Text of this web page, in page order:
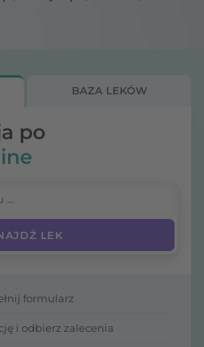
funkcjonowanie
mężczyznom z
BAZA LEKÓW
po
formularz
i odbierz zalecenia